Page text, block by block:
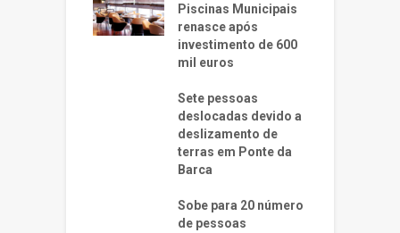
Piscinas Municipais
renasce após
investimento de 600
mil euros
Sete pessoas
deslocadas devido a
deslizamento de
terras em Ponte da
Barca
Sobe para 20 número
de pessoas